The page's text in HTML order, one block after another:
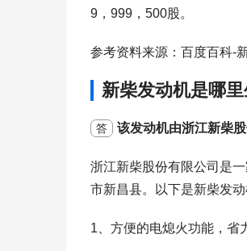
9，999，500股。
参考资料来源：百度百科-
新柴发动机是哪
答 该发动机由浙江新柴
浙江新柴股份有限公司是
市新昌县。以下是新柴发动
1、方便的电熄火功能，省